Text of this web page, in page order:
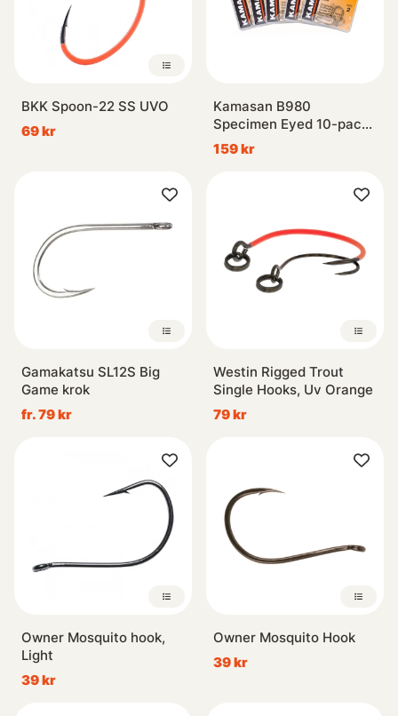
BKK Spoon-22 SS UVO
69 kr
Kamasan B980
Specimen Eyed 10-pack
x5
159 kr
Gamakatsu SL12S Big
Game krok
fr. 79 kr
Westin Rigged Trout
Single Hooks, Uv Orange
79 kr
Owner Mosquito hook,
Light
39 kr
Owner Mosquito Hook
39 kr